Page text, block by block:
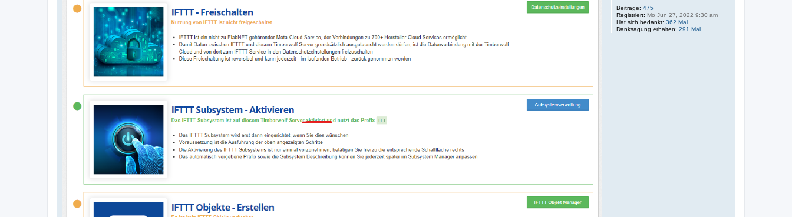
Beiträge: 475
Registriert: Mo Jun 27, 2022 9:30 am
Hat sich bedankt: 362 Mal
Danksagung erhalten: 291 Mal